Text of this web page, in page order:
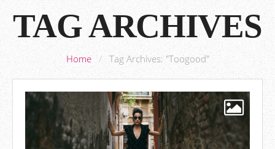
TAG ARCHIVES
Home / Tag Archives: "Toogood"